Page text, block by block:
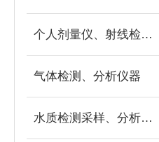
个人剂量仪、射线检测仪、氡检测仪
气体检测、分析仪器
水质检测采样、分析仪器